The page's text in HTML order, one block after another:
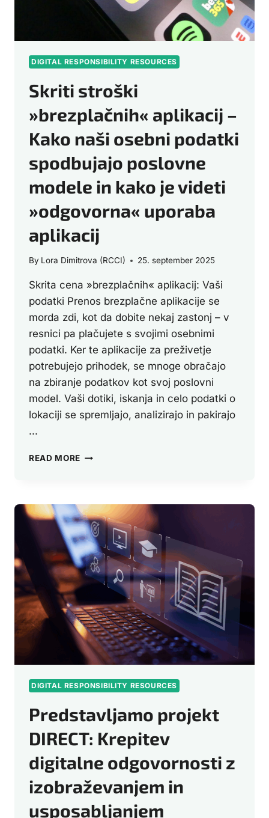
DIGITAL RESPONSIBILITY RESOURCES
Skriti stroški
»brezplačnih« aplikacij –
Kako naši osebni podatki
spodbujajo poslovne
modele in kako je videti
»odgovorna« uporaba
aplikacij
By Lora Dimitrova (RCCI) 25. september 2025
Skrita cena »brezplačnih« aplikacij: Vaši
podatki Prenos brezplačne aplikacije se
morda zdi, kot da dobite nekaj zastonj – v
resnici pa plačujete s svojimi osebnimi
podatki. Ker te aplikacije za preživetje
potrebujejo prihodek, se mnoge obračajo
na zbiranje podatkov kot svoj poslovni
model. Vaši dotiki, iskanja in celo podatki o
lokaciji se spremljajo, analizirajo in pakirajo
...
READ MORE SKRITI
–
KAKO
NAŠI
OSEBNI
PODATKI
SPODBUJAJO
POSLOVNE
MODELE
IN
KAKO
JE
VIDETI
»ODGOVORNA«
APLIKACIJ
DIGITAL RESPONSIBILITY RESOURCES
Predstavljamo projekt
DIRECT: Krepitev
digitalne odgovornosti z
izobraževanjem in
usposabljanjem